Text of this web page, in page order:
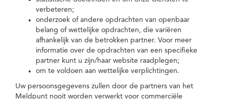
verbeteren;
onderzoek of andere opdrachten van openbaar
belang of wettelijke opdrachten, die variëren
afhankelijk van de betrokken partner. Voor meer
informatie over de opdrachten van een specifieke
partner kunt u zijn/haar website raadplegen;
om te voldoen aan wettelijke verplichtingen.
Uw persoonsgegevens zullen door de partners van het
Meldpunt nooit worden verwerkt voor commerciële